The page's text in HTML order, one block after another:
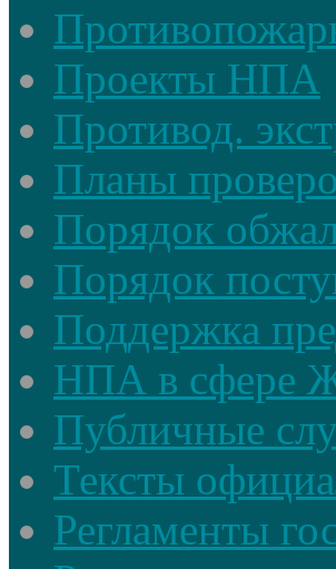
Проекты НПА
Противод.
Планы
Порядок
Порядок
Поддержка
НПА в сфере
Публичные
Тексты
Регламенты